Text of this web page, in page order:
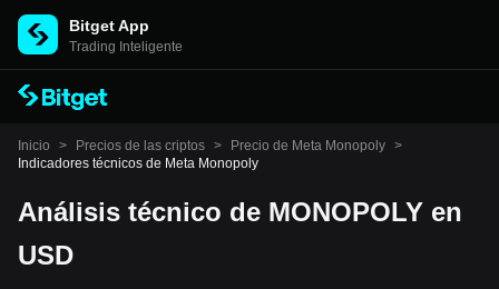
Bitget App
Trading Inteligente
Inicio > Precios de las criptos > Precio de Meta Monopoly >
Indicadores técnicos de Meta Monopoly
Análisis técnico de MONOPOLY en
USD